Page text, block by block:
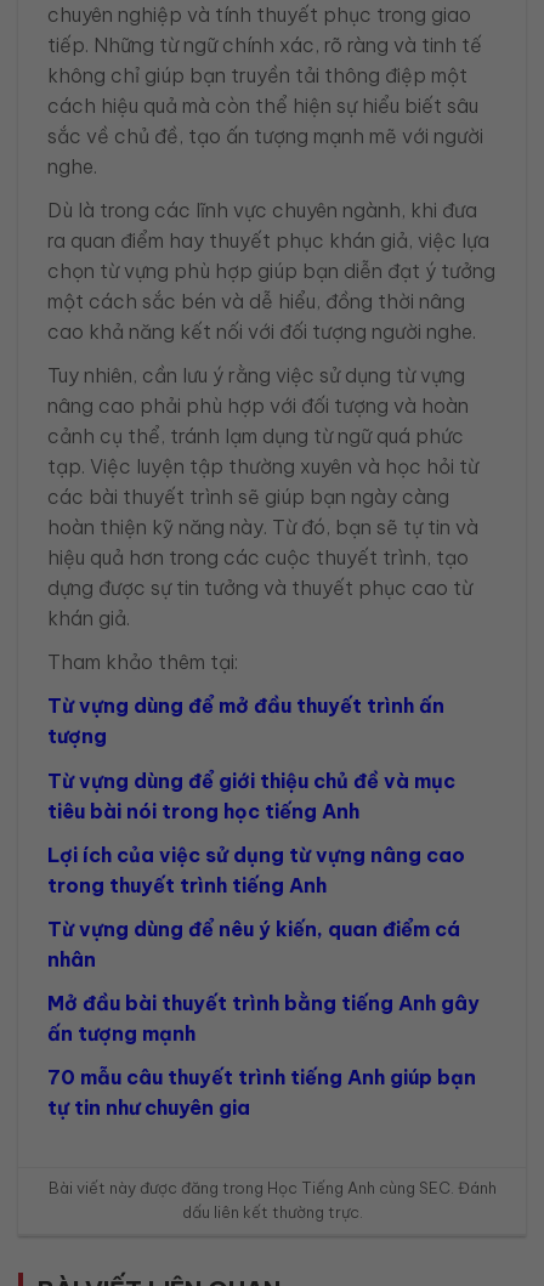
chuyên nghiệp và tính thuyết phục trong giao
tiếp. Những từ ngữ chính xác, rõ ràng và tinh tế
không chỉ giúp bạn truyền tải thông điệp một
cách hiệu quả mà còn thể hiện sự hiểu biết sâu
sắc về chủ đề, tạo ấn tượng mạnh mẽ với người
nghe.
Dù là trong các lĩnh vực chuyên ngành, khi đưa
ra quan điểm hay thuyết phục khán giả, việc lựa
chọn từ vựng phù hợp giúp bạn diễn đạt ý tưởng
một cách sắc bén và dễ hiểu, đồng thời nâng
cao khả năng kết nối với đối tượng người nghe.
Tuy nhiên, cần lưu ý rằng việc sử dụng từ vựng
nâng cao phải phù hợp với đối tượng và hoàn
cảnh cụ thể, tránh lạm dụng từ ngữ quá phức
tạp. Việc luyện tập thường xuyên và học hỏi từ
các bài thuyết trình sẽ giúp bạn ngày càng
hoàn thiện kỹ năng này. Từ đó, bạn sẽ tự tin và
hiệu quả hơn trong các cuộc thuyết trình, tạo
dựng được sự tin tưởng và thuyết phục cao từ
khán giả.
Tham khảo thêm tại:
Từ vựng dùng để mở đầu thuyết trình ấn
tượng
Từ vựng dùng để giới thiệu chủ đề và mục
tiêu bài nói trong học tiếng Anh
Lợi ích của việc sử dụng từ vựng nâng cao
trong thuyết trình tiếng Anh
Từ vựng dùng để nêu ý kiến, quan điểm cá
nhân
Mở đầu bài thuyết trình bằng tiếng Anh gây
ấn tượng mạnh
70 mẫu câu thuyết trình tiếng Anh giúp bạn
tự tin như chuyên gia
Bài viết này được đăng trong Học Tiếng Anh cùng SEC . Đánh
dấu liên kết thường trực